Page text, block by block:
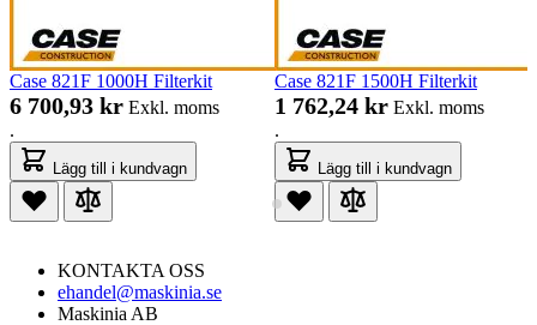
Case 821F 1000H Filterkit
6 700,93 kr Exkl. moms
.
Lägg till i kundvagn
Case 821F 1500H Filterkit
1 762,24 kr Exkl. moms
.
Lägg till i kundvagn
KONTAKTA OSS
ehandel@maskinia.se
Maskinia AB